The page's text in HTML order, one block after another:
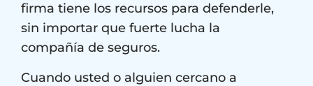
firma tiene los recursos para defenderle,
sin importar que fuerte lucha la
compañía de seguros.
Cuando usted o alguien cercano a